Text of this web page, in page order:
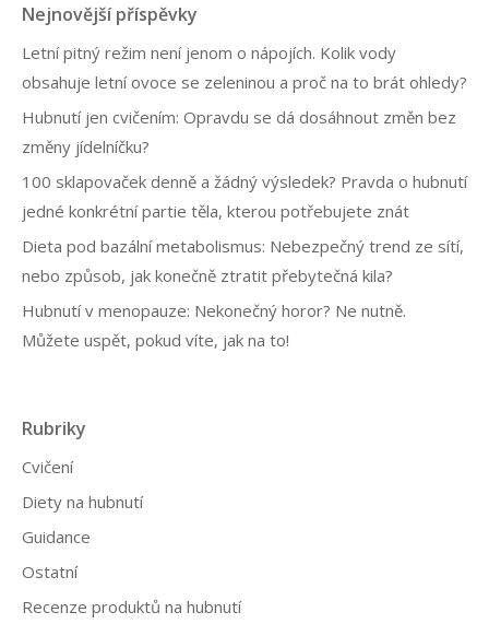
k
y
Nejnovější příspěvky
Letní pitný režim není jenom o nápojích. Kolik vody
obsahuje letní ovoce se zeleninou a proč na to brát ohledy?
Hubnutí jen cvičením: Opravdu se dá dosáhnout změn bez
změny jídelníčku?
100 sklapovaček denně a žádný výsledek? Pravda o hubnutí
jedné konkrétní partie těla, kterou potřebujete znát
Dieta pod bazální metabolismus: Nebezpečný trend ze sítí,
nebo způsob, jak konečně ztratit přebytečná kila?
Hubnutí v menopauze: Nekonečný horor? Ne nutně.
Můžete uspět, pokud víte, jak na to!
Rubriky
Cvičení
Diety na hubnutí
Guidance
Ostatní
Recenze produktů na hubnutí